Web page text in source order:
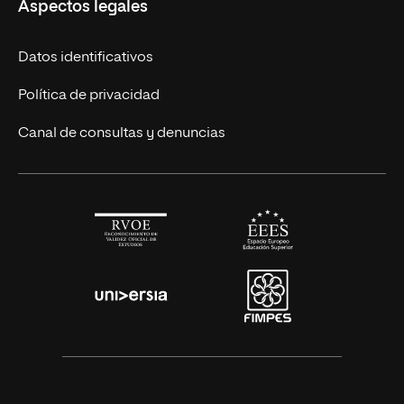
Cursos Europeos
Títulos Americanos
Alianza Newman
Nuestros alumnos
Únete a nosotros
Actualidad
Solicita información
Aspectos legales
Datos identificativos
Política de privacidad
Canal de consultas y denuncias